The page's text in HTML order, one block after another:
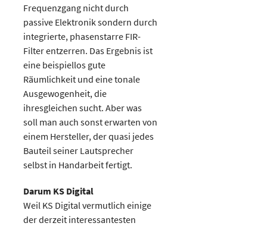
Frequenzgang nicht durch
passive Elektronik sondern durch
integrierte, phasenstarre FIR-
Filter entzerren. Das Ergebnis ist
eine beispiellos gute
Räumlichkeit und eine tonale
Ausgewogenheit, die
ihresgleichen sucht. Aber was
soll man auch sonst erwarten von
einem Hersteller, der quasi jedes
Bauteil seiner Lautsprecher
selbst in Handarbeit fertigt.
Darum KS Digital
Weil KS Digital vermutlich einige
der derzeit interessantesten